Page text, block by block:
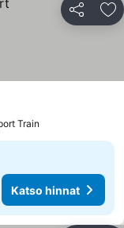
Jaa
Train
Katso hinnat